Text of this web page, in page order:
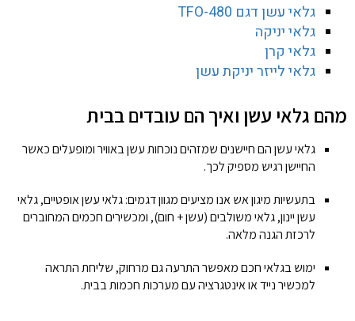
גלאי עשן דגם 480-TFO
גלאי יניקה
גלאי קרן
גלאי לייזר יניקת עשן
מהם גלאי עשן ואיך הם עובדים בבית
גלאי עשן הם חיישנים שמזהים נוכחות עשן באוויר ומופעלים כאשר
החיישן רגיש מספיק לכך.
בתעשיות מיגון אש אנו מציעים מגוון דגמים: גלאי עשן אופטיים, גלאי
עשן יינון, גלאי משולבים (עשן + חום), ומכשירים חכמים המחוברים
לרכזת הגנה מלאה.
ימוש בגלאי חכם מאפשר התרעה גם מרחוק, שליחת התראה
למכשיר נייד או אינטגרציה עם מערכות חכמות בבית.